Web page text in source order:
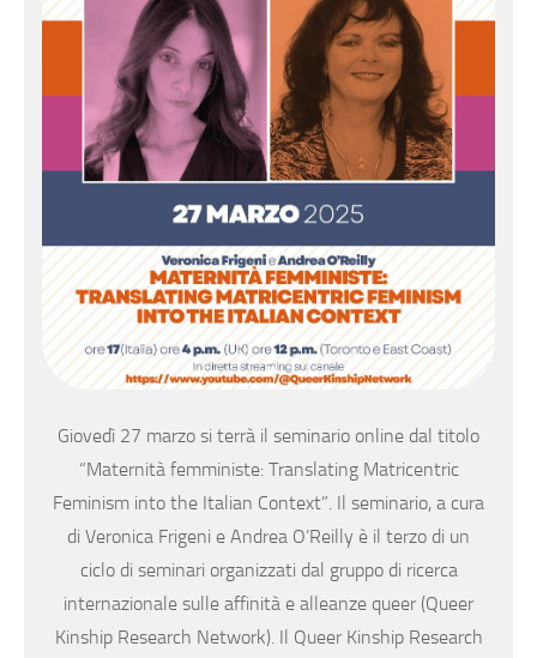
Giovedì 27 marzo si terrà il seminario online dal titolo
“Maternità femministe: Translating Matricentric
Feminism into the Italian Context”. Il seminario, a cura
di Veronica Frigeni e Andrea O’Reilly è il terzo di un
ciclo di seminari organizzati dal gruppo di ricerca
internazionale sulle affinità e alleanze queer (Queer
Kinship Research Network). Il Queer Kinship Research